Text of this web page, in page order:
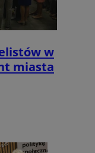
w
miasta